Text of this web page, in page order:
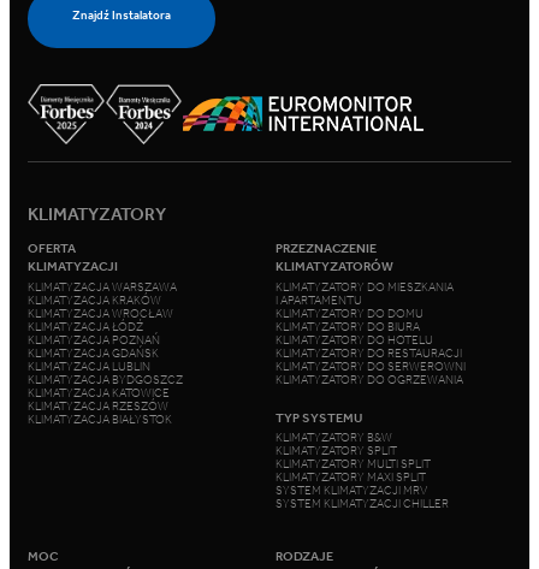
Znajdź Instalatora
KLIMATYZATORY
OFERTA
KLIMATYZACJI
KLIMATYZACJA WARSZAWA
KLIMATYZACJA KRAKÓW
KLIMATYZACJA WROCŁAW
KLIMATYZACJA ŁÓDŹ
KLIMATYZACJA POZNAŃ
KLIMATYZACJA GDAŃSK
KLIMATYZACJA LUBLIN
KLIMATYZACJA BYDGOSZCZ
KLIMATYZACJA KATOWICE
KLIMATYZACJA RZESZÓW
KLIMATYZACJA BIAŁYSTOK
PRZEZNACZENIE
KLIMATYZATORÓW
KLIMATYZATORY DO MIESZKANIA
I APARTAMENTU
KLIMATYZATORY DO DOMU
KLIMATYZATORY DO BIURA
KLIMATYZATORY DO HOTELU
KLIMATYZATORY DO RESTAURACJI
KLIMATYZATORY DO SERWEROWNI
KLIMATYZATORY DO OGRZEWANIA
TYP SYSTEMU
KLIMATYZATORY B&W
KLIMATYZATORY SPLIT
KLIMATYZATORY MULTI SPLIT
KLIMATYZATORY MAXI SPLIT
SYSTEM KLIMATYZACJI MRV
SYSTEM KLIMATYZACJI CHILLER
MOC
RODZAJE